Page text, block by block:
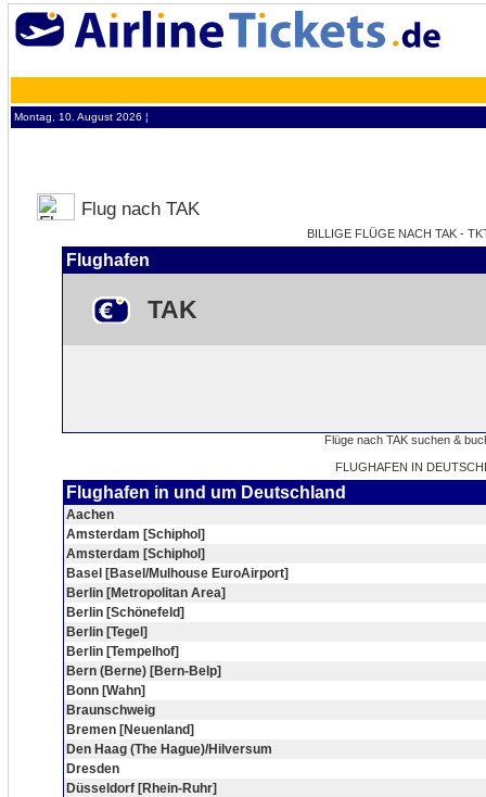
Montag, 10. August 2026 ¦
Flug nach TAK
BILLIGE FLÜGE NACH TAK -
Flughafen
TAK
FLUGHAFEN IN
Flughafen in und um Deutschland
Aachen
Amsterdam [Schiphol]
Amsterdam [Schiphol]
Basel [Basel/Mulhouse EuroAirport]
Berlin [Metropolitan Area]
Berlin [Schönefeld]
Berlin [Tegel]
Berlin [Tempelhof]
Bern (Berne) [Bern-Belp]
Bonn [Wahn]
Braunschweig
Bremen [Neuenland]
Den Haag (The Hague)/Hilversum
Dresden
Düsseldorf [Rhein-Ruhr]